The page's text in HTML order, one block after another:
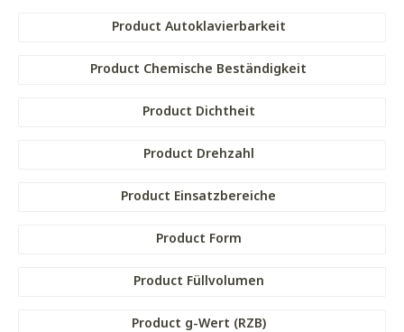
Product Autoklavierbarkeit
Product Chemische Beständigkeit
Product Dichtheit
Product Drehzahl
Product Einsatzbereiche
Product Form
Product Füllvolumen
Product g-Wert (RZB)